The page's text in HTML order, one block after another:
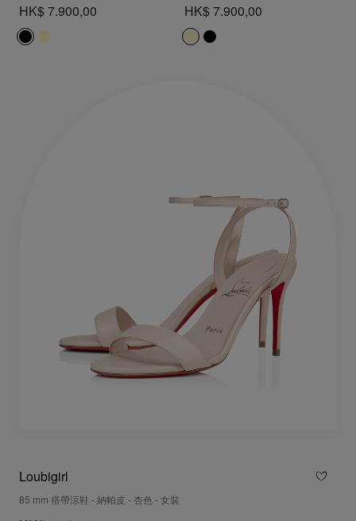
HK$ 7.900,00 HK$ 7.900,00
Loubigirl
85 mm 搭帶涼鞋 - 納帕皮 - 杏色 - 女裝